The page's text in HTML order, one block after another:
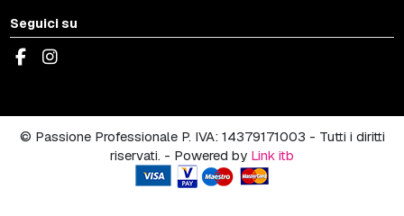
Seguici su
© Passione Professionale P. IVA: 14379171003 - Tutti i diritti
riservati. - Powered by Link itb